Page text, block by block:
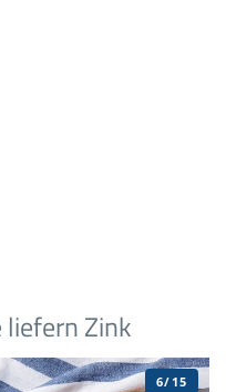
Zink
6/15